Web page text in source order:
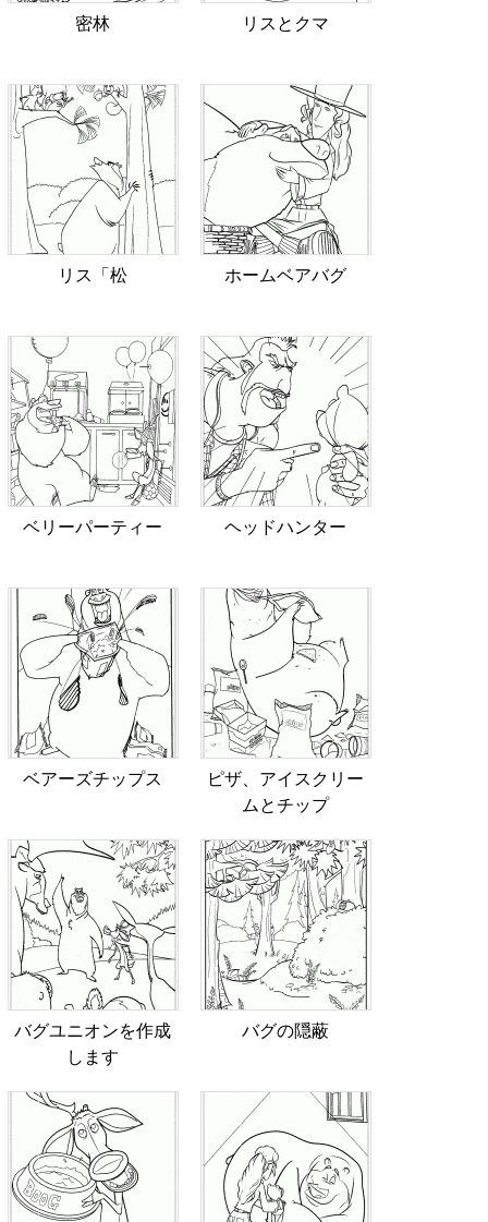
密林 リスとクマ
リス「松 ホームベアバグ
ベリーパーティー ヘッドハンター
ベアーズチップス
ピザ、アイスクリー
ムとチップ
バグユニオンを作成
します
バグの隠蔽